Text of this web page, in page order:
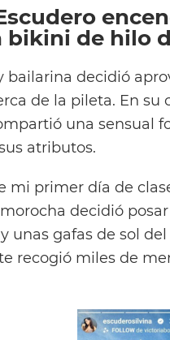
bikini de hilo
bailarina decidió
de la pileta. En su
una sensual
atributos.
mi primer día de
decidió
unas gafas de sol
recogió miles de